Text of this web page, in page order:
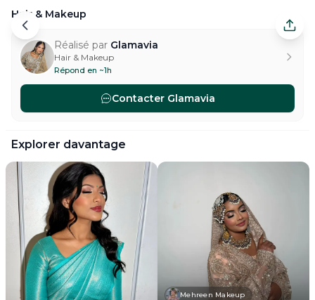
Hair & Makeup
Hair & Makeup — Arnouville. Réalisé par Glamavia .
Réalisé par Glamavia
Hair & Makeup
Répond en ~1h
Contacter Glamavia
#hairstyling-makeup-makeup-bridal
Explorer davantage
Mehreen Makeup